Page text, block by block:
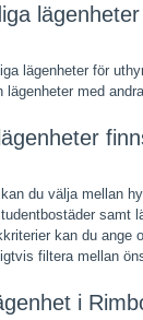
lägenheter för
lägenheter med
du välja mellan
samt
kan du ange
filtera mellan
i